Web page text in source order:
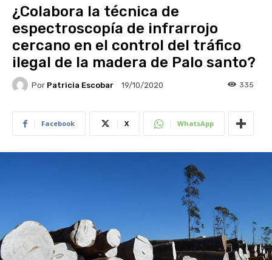
¿Colabora la técnica de
espectroscopía de infrarrojo
cercano en el control del tráfico
ilegal de la madera de Palo santo?
Por Patricia Escobar 19/10/2020 335
Facebook X WhatsApp